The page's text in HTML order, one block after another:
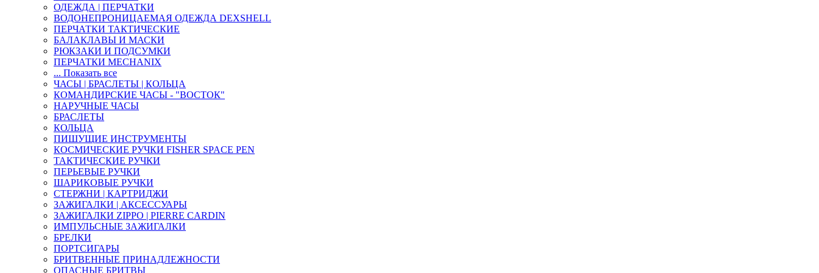
ОДЕЖДА | ПЕРЧАТКИ
ВОДОНЕПРОНИЦАЕМАЯ ОДЕЖДА DEXSHELL
ПЕРЧАТКИ ТАКТИЧЕСКИЕ
БАЛАКЛАВЫ И МАСКИ
РЮКЗАКИ И ПОДСУМКИ
ПЕРЧАТКИ MECHANIX
... Показать все
ЧАСЫ | БРАСЛЕТЫ | КОЛЬЦА
КОМАНДИРСКИЕ ЧАСЫ - "ВОСТОК"
НАРУЧНЫЕ ЧАСЫ
БРАСЛЕТЫ
КОЛЬЦА
ПИШУЩИЕ ИНСТРУМЕНТЫ
КОСМИЧЕСКИЕ РУЧКИ FISHER SPACE PEN
ТАКТИЧЕСКИЕ РУЧКИ
ПЕРЬЕВЫЕ РУЧКИ
ШАРИКОВЫЕ РУЧКИ
СТЕРЖНИ | КАРТРИДЖИ
ЗАЖИГАЛКИ | АКСЕССУАРЫ
ЗАЖИГАЛКИ ZIPPO | PIERRE CARDIN
ИМПУЛЬСНЫЕ ЗАЖИГАЛКИ
БРЕЛКИ
ПОРТСИГАРЫ
БРИТВЕННЫЕ ПРИНАДЛЕЖНОСТИ
ОПАСНЫЕ БРИТВЫ